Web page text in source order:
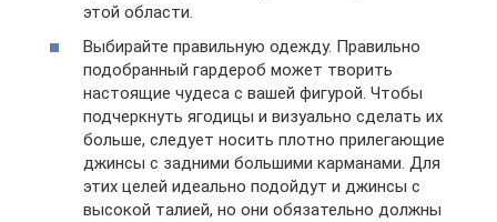
этой области.
Выбирайте правильную одежду. Правильно
подобранный гардероб может творить
настоящие чудеса с вашей фигурой. Чтобы
подчеркнуть ягодицы и визуально сделать их
больше, следует носить плотно прилегающие
джинсы с задними большими карманами. Для
этих целей идеально подойдут и джинсы с
высокой талией, но они обязательно должны